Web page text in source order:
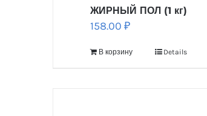
ЖИРНЫЙ ПОЛ (1 кг)
158.00 ₽
В корзину Details